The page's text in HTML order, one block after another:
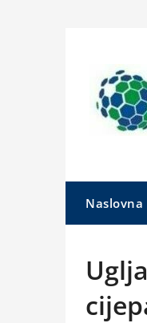
Naslovna